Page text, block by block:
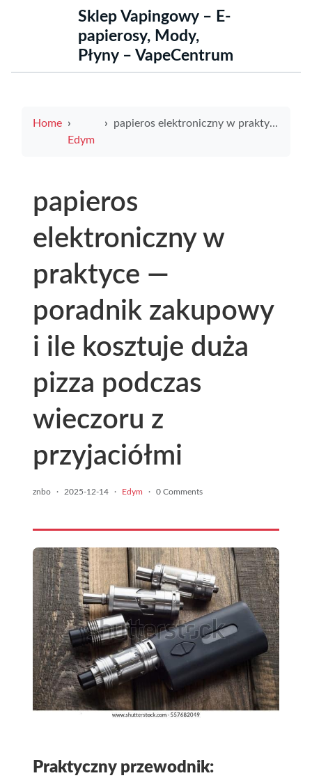
Sklep Vapingowy – E-
papierosy, Mody,
Płyny – VapeCentrum
Home
Edym
papieros elektroniczny w praktyce — poradnik zakupowy i ile kosztuje duża pizza podczas wieczoru z przyjaciółmi
papieros
elektroniczny w
praktyce —
poradnik zakupowy
i ile kosztuje duża
pizza podczas
wieczoru z
przyjaciółmi
znbo · 2025-12-14 · Edym · 0 Comments
Praktyczny przewodnik: